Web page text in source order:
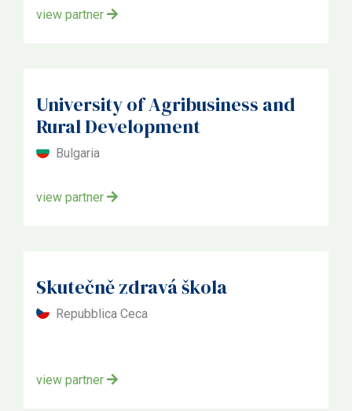
view partner
University of Agribusiness and
Rural Development
Bulgaria
view partner
Skutečně zdravá škola
Repubblica Ceca
view partner